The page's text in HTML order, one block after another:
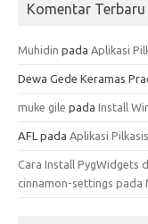
Komentar Terbaru
Muhidin pada Aplikasi
Dewa Gede Keramas
muke gile pada Install
AFL pada Aplikasi Pilkasis
Cara Install PygWidgets
cinnamon-settings pada